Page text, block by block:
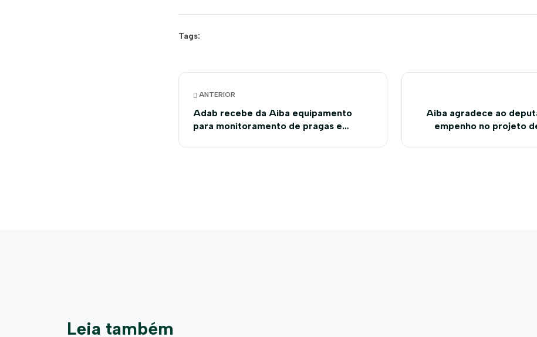
Tags:
ANTERIOR
Adab recebe da Aiba equipamento
para monitoramento de pragas e
Aiba agradece ao
empenho no projeto
Leia também